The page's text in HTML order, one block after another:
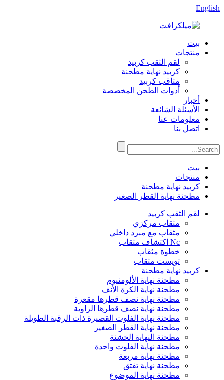
English
بيت
منتجات
لقم الثقب كربيد
كربيد نهاية مطحنة
مثاقب كربيد
أدوات الطحن المخصصة
أخبار
الأسئلة الشائعة
معلومات عنا
اتصل بنا
بيت
منتجات
كربيد نهاية مطحنة
مطحنة نهاية القطر الصغير
لقم الثقب كربيد
مثقاب مركزي
مثقاب مع مبرد داخلي
Nc اكتشاف مثقاب
خطوة مثقاب
تويست مثقاب
كربيد نهاية مطحنة
مطحنة نهاية الألومنيوم
مطحنة نهاية الكرة الأنف
مطحنة نهاية نصف قطرها مقعرة
مطحنة نهاية نصف قطرها الزاوية
مطحنة نهاية الفلوت القصيرة ذات الرقبة الطويلة
مطحنة نهاية القطر الصغير
مطحنة النهاية الخشنة
مطحنة نهاية الفلوت واحدة
مطحنة نهاية مربعة
مطحنة نهاية تفتق
مطحنة نهاية الموضوع